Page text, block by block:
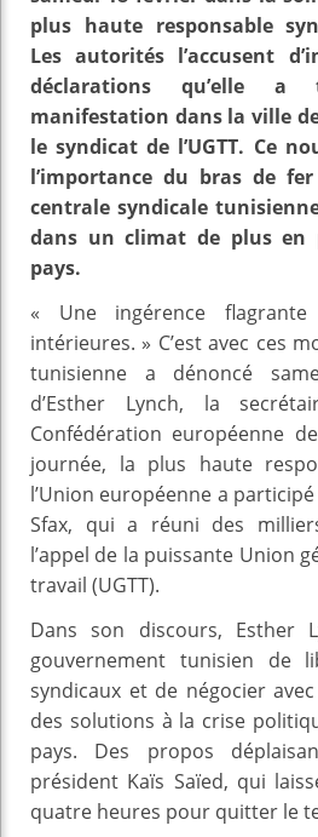
plus haute responsable
Les autorités l’accusent
déclarations qu’elle a
manifestation dans la ville
le syndicat de l’UGTT. Ce
l’importance du bras de
centrale syndicale
dans un climat de plus en
pays.
« Une ingérence
intérieures. » C’est avec ces
tunisienne a dénoncé
d’Esther Lynch, la
Confédération européenne
journée, la plus haute
l’Union européenne a
Sfax, qui a réuni des
l’appel de la puissante Union
travail (UGTT).
Dans son discours, Esther
gouvernement tunisien de
syndicaux et de négocier
des solutions à la crise
pays. Des propos
président Kaïs Saïed, qui
quatre heures pour quitter le